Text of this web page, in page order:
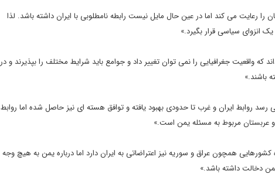
می کند اما در عین حال مایل نیست رابطه نامطلوبی با ایران داشته باشد. لذا
انزوای سیاسی قرار بگیرد.»
واقعیت جغرافیایی را نمی توان تغییر داد و جوامع باید شرایط مختلف را بپذیرند و در
باشند.»
روابط ایران و غرب تا حدودی بهبود یافته و توافق هسته ای نیز حاصل شده اما روابط
و عربستان مربوط به مسئله یمن است.»
همچون عراق و سوریه نیز اعتراضاتی به ایران دارد اما درباره یمن به هیچ وجه
دخالت داشته باشد.»